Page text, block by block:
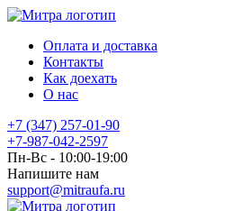
Оплата и доставка
Контакты
Как доехать
О нас
+7 (347) 257-01-90
+7-987-042-2597
Пн-Вс - 10:00-19:00
Напишите нам
support@mitraufa.ru